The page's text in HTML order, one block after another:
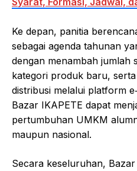
Ke depan, panitia
sebagai agenda tahunan
dengan menambah jumlah
kategori produk baru,
distribusi melalui platform
Bazar IKAPETE dapat
pertumbuhan UMKM
maupun nasional.
Secara keseluruhan,